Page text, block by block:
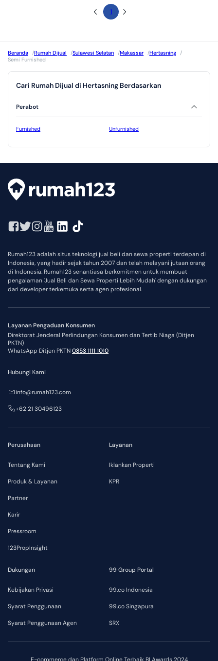
1
Beranda /Rumah Dijual /Sulawesi Selatan /Makassar /Hertasning
/
Semi Furnished
Cari Rumah Dijual di Hertasning Berdasarkan
Perabot
Furnished Unfurnished
Rumah123 adalah situs teknologi jual beli dan sewa properti terdepan di
Indonesia, yang hadir sejak tahun 2007 dan telah melayani jutaan orang
di Indonesia. Rumah123 senantiasa berkomitmen untuk membuat
pengalaman 'Jual Beli dan Sewa Properti Lebih Mudah' dengan dukungan
dari developer terkemuka serta agen profesional.
Layanan Pengaduan Konsumen
Direktorat Jenderal Perlindungan Konsumen dan Tertib Niaga (Ditjen
PKTN)
WhatsApp Ditjen PKTN0853 1111 1010
Perusahaan
Tentang Kami
Produk & Layanan
Partner
Karir
Pressroom
123PropInsight
Layanan
Iklankan Properti
KPR
Dukungan
Kebijakan Privasi
Syarat Penggunaan
Syarat Penggunaan Agen
99 Group Portal
99.co Indonesia
99.co Singapura
SRX
Hubungi Kami
info@rumah123.com
+62 21 30496123